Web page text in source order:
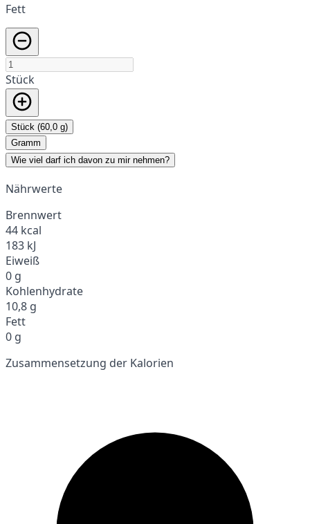
Fett
Stück
Stück (60,0 g)
Gramm
Wie viel darf ich davon zu mir nehmen?
Nährwerte
Brennwert
44 kcal
183 kJ
Eiweiß
0 g
Kohlenhydrate
10,8 g
Fett
0 g
Zusammensetzung der Kalorien